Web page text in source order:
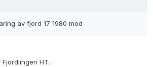
av fjord 17 1980 mod
HT.